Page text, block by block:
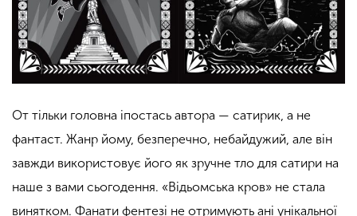
От тільки головна іпостась автора — сатирик, а не
фантаст. Жанр йому, безперечно, небайдужий, але він
завжди використовує його як зручне тло для сатири на
наше з вами сьогодення. «Відьомська кров» не стала
винятком. Фанати фентезі не отримують ані унікальної